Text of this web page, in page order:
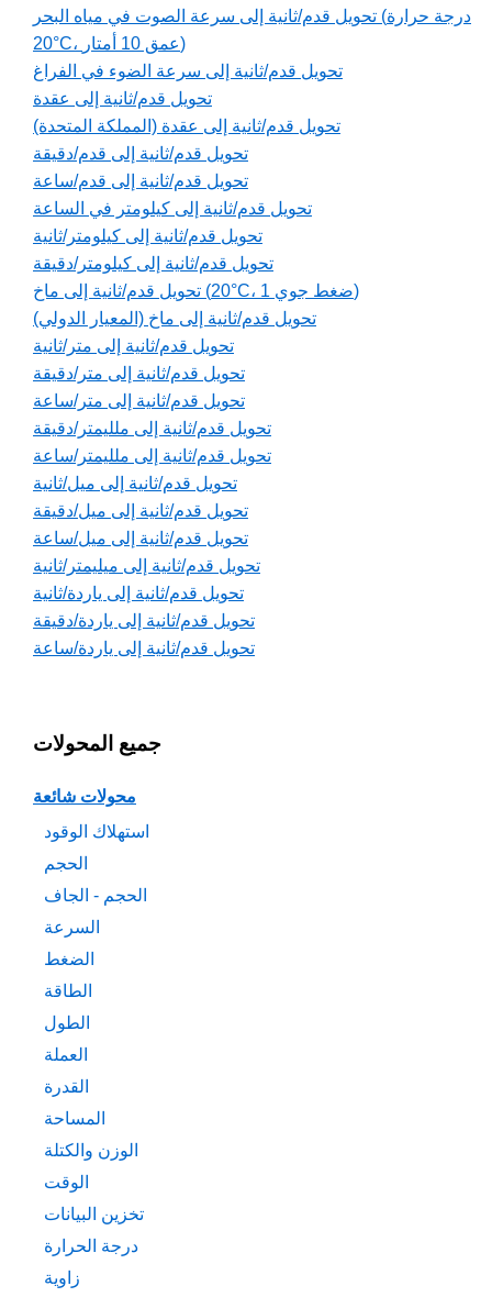
تحويل قدم/ثانية إلى سرعة الصوت في مياه البحر (درجة حرارة
20°C، عمق 10 أمتار)
تحويل قدم/ثانية إلى سرعة الضوء في الفراغ
تحويل قدم/ثانية إلى عقدة
تحويل قدم/ثانية إلى عقدة (المملكة المتحدة)
تحويل قدم/ثانية إلى قدم/دقيقة
تحويل قدم/ثانية إلى قدم/ساعة
تحويل قدم/ثانية إلى كيلومتر في الساعة
تحويل قدم/ثانية إلى كيلومتر/ثانية
تحويل قدم/ثانية إلى كيلومتر/دقيقة
تحويل قدم/ثانية إلى ماخ (20°C، 1 ضغط جوي)
تحويل قدم/ثانية إلى ماخ (المعيار الدولي)
تحويل قدم/ثانية إلى متر/ثانية
تحويل قدم/ثانية إلى متر/دقيقة
تحويل قدم/ثانية إلى متر/ساعة
تحويل قدم/ثانية إلى ملليمتر/دقيقة
تحويل قدم/ثانية إلى ملليمتر/ساعة
تحويل قدم/ثانية إلى ميل/ثانية
تحويل قدم/ثانية إلى ميل/دقيقة
تحويل قدم/ثانية إلى ميل/ساعة
تحويل قدم/ثانية إلى ميليمتر/ثانية
تحويل قدم/ثانية إلى ياردة/ثانية
تحويل قدم/ثانية إلى ياردة/دقيقة
تحويل قدم/ثانية إلى ياردة/ساعة
جميع المحولات
محولات شائعة
استهلاك الوقود
الحجم
الحجم - الجاف
السرعة
الضغط
الطاقة
الطول
العملة
القدرة
المساحة
الوزن والكتلة
الوقت
تخزين البيانات
درجة الحرارة
زاوية